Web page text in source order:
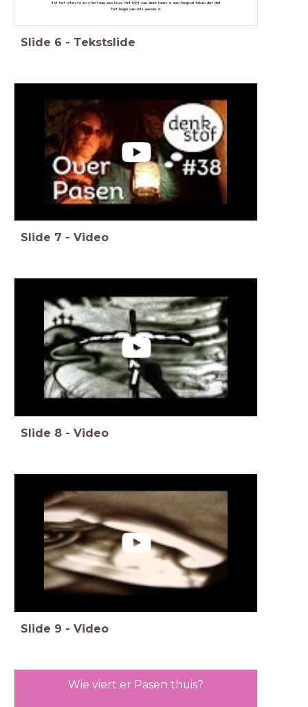
tot het uiterste en stierf aan een kruis. Het licht van deze kaars is een hoopvol teken dat dat
het begin van iets nieuws is
Slide 6 - Tekstslide
Slide 7 - Video
Slide 8 - Video
Slide 9 - Video
Wie viert er Pasen thuis?